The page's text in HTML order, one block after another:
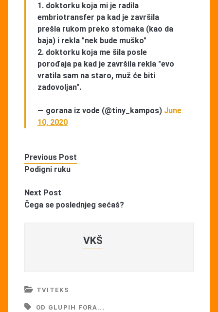
1. doktorku koja mi je radila
embriotransfer pa kad je završila
prešla rukom preko stomaka (kao da
baja) i rekla "nek bude muško"
2. doktorku koja me šila posle
porođaja pa kad je završila rekla "evo
vratila sam na staro, muž će biti
zadovoljan".
— gorana iz vode (@tiny_kampos) June
10, 2020
Previous Post
Podigni ruku
Next Post
Čega se poslednjeg sećaš?
VKŠ
TVITEKS
OD GLUPIH FORA...